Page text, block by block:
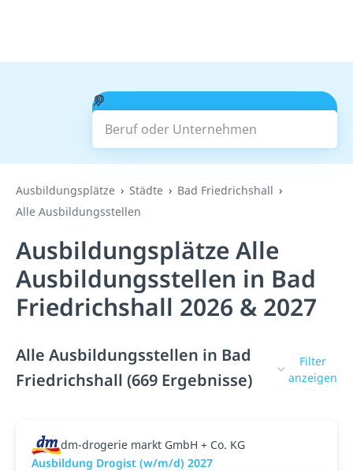
Beruf oder Unternehmen
Suchen
Ausbildungsplätze Städte
Bad Friedrichshall
Alle Ausbildungsstellen
Ausbildungsplätze Alle
Ausbildungsstellen in Bad
Friedrichshall 2026 & 2027
Alle Ausbildungsstellen in Bad
Friedrichshall (669 Ergebnisse)
Filter
anzeigen
dm-drogerie markt GmbH + Co. KG
Ausbildung Drogist (w/m/d) 2027